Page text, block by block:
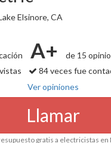
Elsinore, CA
A+
de 15
84 veces fue
Ver opiniones
Llamar
gratis a electricistas